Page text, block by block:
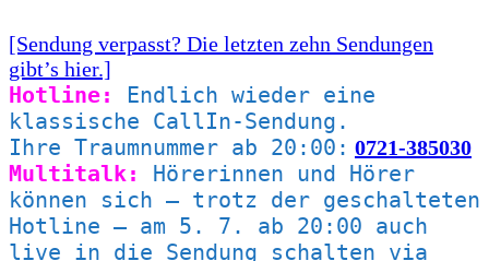
[Sendung verpasst? Die letzten zehn Sendungen
gibt’s hier.]
Hotline:
Endlich wieder eine
klassische CallIn-Sendung.
Ihre Traumnummer ab 20:00: 0721-385030
Multitalk:
Hörerinnen und Hörer
können sich – trotz der geschalteten
Hotline – am 5. 7. ab 20:00 auch
live in die Sendung schalten via